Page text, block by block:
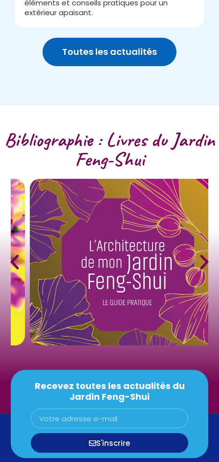
éléments et conseils pratiques pour un
extérieur apaisant.
Toutes les actualités
Bibliographie : Livres du Jardin
Feng-Shui
Recevez toutes les actualités du
Jardin Feng-Shui
S'inscrire